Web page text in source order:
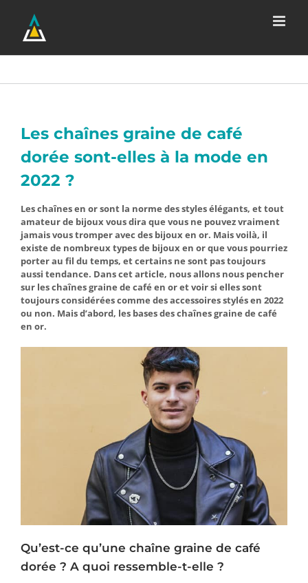
contenu
Les chaînes graine de café
dorée sont-elles à la mode en
2022 ?
Les chaînes en or sont la norme des styles élégants, et tout
amateur de bijoux vous dira que vous ne pouvez vraiment
jamais vous tromper avec des bijoux en or. Mais voilà, il
existe de nombreux types de bijoux en or que vous pourriez
porter au fil du temps, et certains ne sont pas toujours
aussi tendance. Dans cet article, nous allons nous pencher
sur les chaînes graine de café en or et voir si elles sont
toujours considérées comme des accessoires stylés en 2022
ou non. Mais d’abord, les bases des chaînes graine de café
en or.
Qu’est-ce qu’une chaîne graine de café
dorée ? A quoi ressemble-t-elle ?